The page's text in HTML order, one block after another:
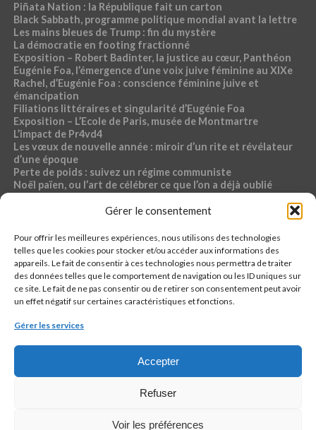
Gérer le consentement
Pour offrir les meilleures expériences, nous utilisons des technologies
telles que les cookies pour stocker et/ou accéder aux informations des
appareils. Le fait de consentir à ces technologies nous permettra de traiter
des données telles que le comportement de navigation ou les ID uniques sur
ce site. Le fait de ne pas consentir ou de retirer son consentement peut avoir
un effet négatif sur certaines caractéristiques et fonctions.
Gérer les services
Accepter
Refuser
Voir les préférences
Piñata Nation : la République fait un carton
Black Sabbath, programme politique mondial avant la lettre
Les mains bleues de Trump : fin du mystère
La démocratie en footing fractionné
Exposition – Robert Badinter, la justice au cœur, Panthéon
Eugénie Foa, l’émergence d’une voix juive féminine au XIXe
Rachel, d’Eugénie Foa : conscience féminine juive et
émancipation
Filiations littéraires et singularité d’Eugénie Foa
Exposition – L’Ecole de Paris, musée de Montmartre
L’impact de Pr4vd4
Les vœux de nouvelle année : miroir d’un rite et révélateur
d’une époque
Perte de poids : suivez un régime communiste
Noël païen, ou l’art de célébrer ce que l’on a déjà oublié
Dossier « Café du commerce »
RUBRIQUES PR4VD4
44-fillette
Ch4ud l’infø
Econømie
Santé, sport, bien-être, sexo
CONTACTER LA RÉDACTION
REJOINDRE : PR4VD4 RECRUTE !